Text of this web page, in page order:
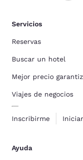
Servicios
Reservas
Buscar un hotel
Mejor precio
Viajes de negocios
Inscribirme
Ayuda